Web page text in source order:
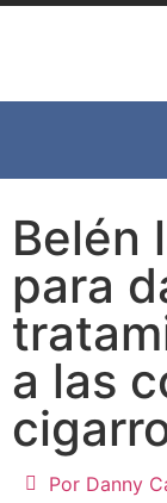
Belén
para
a las
PorDanny